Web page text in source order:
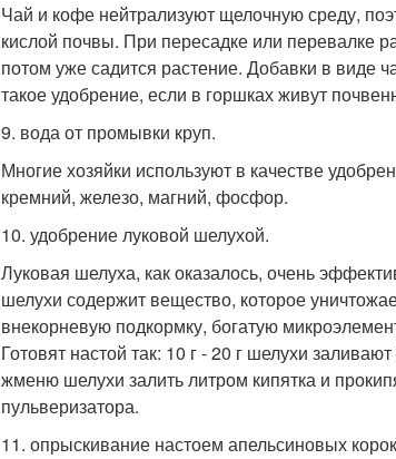
Чай и кофе нейтрализуют щелочную среду,
кислой почвы. При пересадке или перевалке
потом уже садится растение. Добавки в виде
такое удобрение, если в горшках живут
9. вода от промывки круп.
Многие хозяйки используют в качестве
кремний, железо, магний, фосфор.
10. удобрение луковой шелухой.
Луковая шелуха, как оказалось, очень
шелухи содержит вещество, которое
внекорневую подкормку, богатую
Готовят настой так: 10 г - 20 г шелухи
жменю шелухи залить литром кипятка и
пульверизатора.
11. опрыскивание настоем апельсиновых